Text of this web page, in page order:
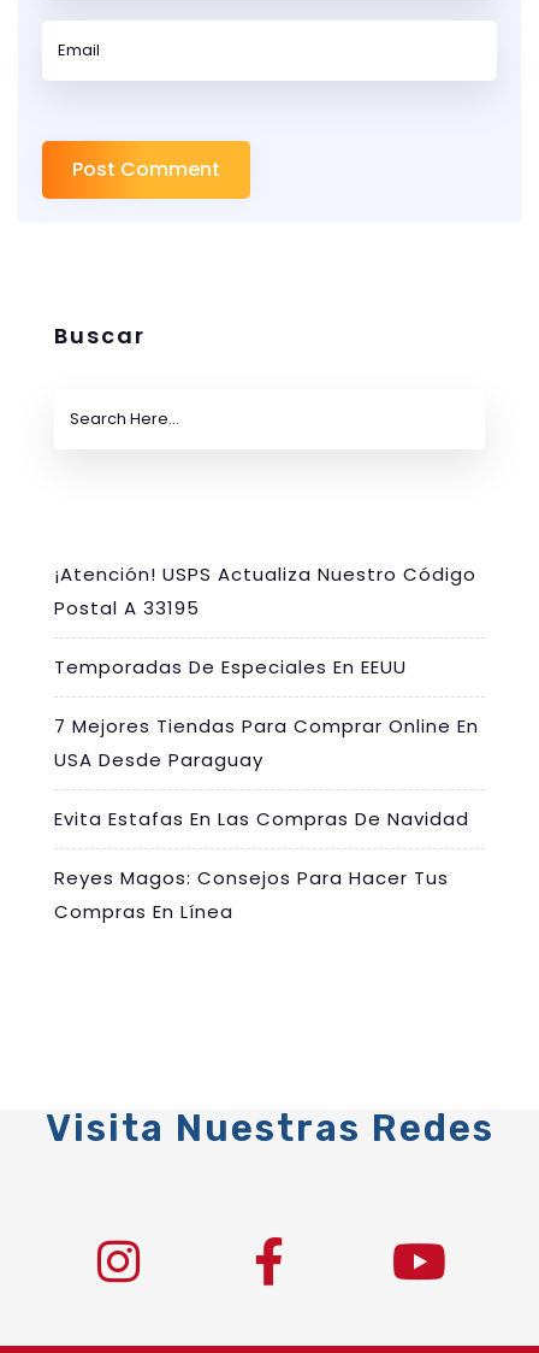
Buscar
¡Atención! USPS Actualiza Nuestro Código
Postal A 33195
Temporadas De Especiales En EEUU
7 Mejores Tiendas Para Comprar Online En
USA Desde Paraguay
Evita Estafas En Las Compras De Navidad
Reyes Magos: Consejos Para Hacer Tus
Compras En Línea
Visita Nuestras Redes